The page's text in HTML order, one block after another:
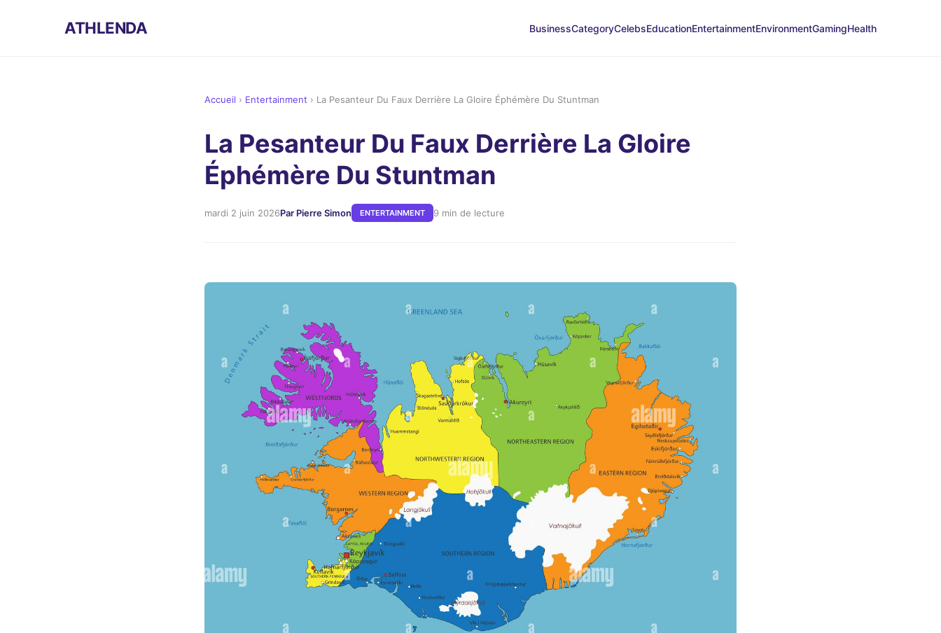
ATHLENDA BusinessCategoryCelebsEducationEntertainmentEnvironmentGamingHealth
Accueil › Entertainment › La Pesanteur Du Faux Derrière La Gloire Éphémère Du Stuntman
La Pesanteur Du Faux Derrière La Gloire
Éphémère Du Stuntman
mardi 2 juin 2026Par Pierre Simon ENTERTAINMENT 9 min de lecture